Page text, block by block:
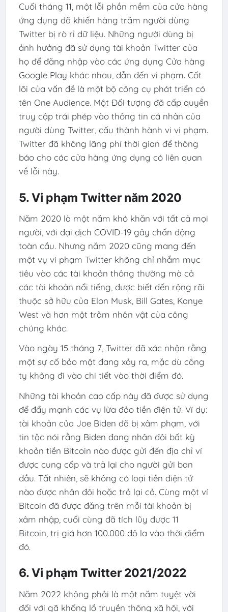
Cuối tháng 11, một lỗi phần mềm của cửa hàng
ứng dụng đã khiến hàng trăm người dùng
Twitter bị rò rỉ dữ liệu. Những người dùng bị
ảnh hưởng đã sử dụng tài khoản Twitter của
họ để đăng nhập vào các ứng dụng Cửa hàng
Google Play khác nhau, dẫn đến vi phạm. Cốt
lõi của vấn đề là một bộ công cụ phát triển có
tên One Audience. Một Đối tượng đã cấp quyền
truy cập trái phép vào thông tin cá nhân của
người dùng Twitter, cấu thành hành vi vi phạm.
Twitter đã không lãng phí thời gian để thông
báo cho các cửa hàng ứng dụng có liên quan
về lỗi này.
5. Vi phạm Twitter năm 2020
Năm 2020 là một năm khó khăn với tất cả mọi
người, với đại dịch COVID-19 gây chấn động
toàn cầu. Nhưng năm 2020 cũng mang đến
một vụ vi phạm Twitter không chỉ nhắm mục
tiêu vào các tài khoản thông thường mà cả
các tài khoản nổi tiếng, được biết đến rộng rãi
thuộc sở hữu của Elon Musk, Bill Gates, Kanye
West và hơn một trăm nhân vật của công
chúng khác.
Vào ngày 15 tháng 7, Twitter đã xác nhận rằng
một sự cố bảo mật đang xảy ra, mặc dù công
ty không đi vào chi tiết vào thời điểm đó.
Những tài khoản cao cấp này đã được sử dụng
để đẩy mạnh các vụ lừa đảo tiền điện tử. Ví dụ:
tài khoản của Joe Biden đã bị xâm phạm, với
tin tặc nói rằng Biden đang nhân đôi bất kỳ
khoản tiền Bitcoin nào được gửi đến địa chỉ ví
được cung cấp và trả lại cho người gửi ban
đầu. Tất nhiên, sẽ không có loại tiền điện tử
nào được nhân đôi hoặc trả lại cả. Cùng một ví
Bitcoin đã được đăng trên mỗi tài khoản bị
xâm nhập, cuối cùng đã tích lũy được 11
Bitcoin, trị giá hơn 100.000 đô la vào thời điểm
đó.
6. Vi phạm Twitter 2021/2022
Năm 2022 không phải là một năm tuyệt vời
đối với gã khổng lồ truyền thông xã hội, với